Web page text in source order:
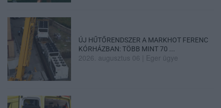
ÚJ HŰTŐRENDSZER A MARKHOT FERENC
KÓRHÁZBAN: TÖBB MINT 70 ...
2026. augusztus 06 Eger ügye